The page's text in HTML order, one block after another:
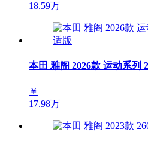
18.59万
本田 雅阁 2026款 运动系列
￥
17.98万